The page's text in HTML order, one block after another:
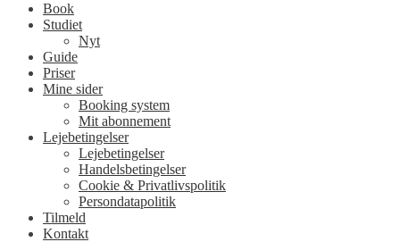
Book
Studiet
Nyt
Guide
Priser
Mine sider
Booking system
Mit abonnement
Lejebetingelser
Lejebetingelser
Handelsbetingelser
Cookie & Privatlivspolitik
Persondatapolitik
Tilmeld
Kontakt